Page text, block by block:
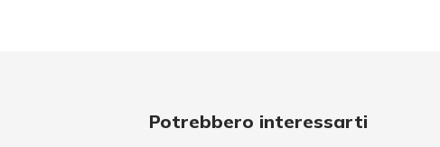
Potrebbero interessarti